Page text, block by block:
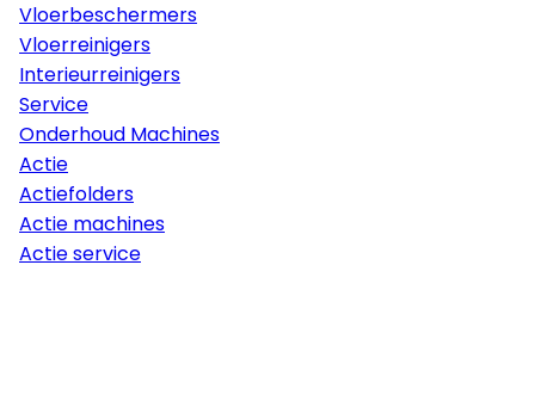
Vloerbeschermers
Vloerreinigers
Interieurreinigers
Service
Onderhoud Machines
Actie
Actiefolders
Actie machines
Actie service